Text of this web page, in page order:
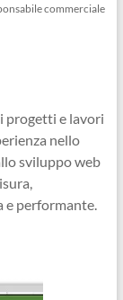
commerciale
progetti e lavori
nello
sviluppo web
e performante.